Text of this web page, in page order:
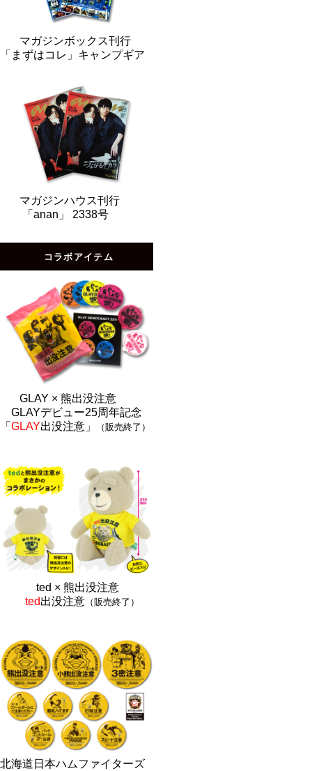
マガジンボックス刊行
「まずはコレ」キャンプギア
マガジンハウス刊行
「anan」 2338号
コラボアイテム
GLAY × 熊出没注意
GLAYデビュー25周年記念
「 GLAY出没注意」 （販売終了）
ted × 熊出没注意
ted出没注意 （販売終了）
北海道日本ハムファイターズ